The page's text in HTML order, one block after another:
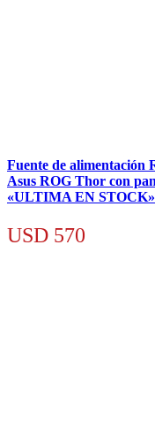
Fuente de alimentación
Asus ROG Thor con
«ULTIMA EN STOCK»
USD 570